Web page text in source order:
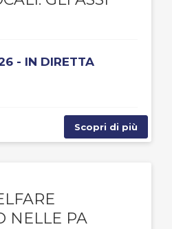
- IN DIRETTA
Scopri di più
NELLE PA